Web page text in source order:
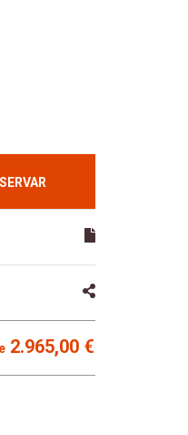
2.965,00 €